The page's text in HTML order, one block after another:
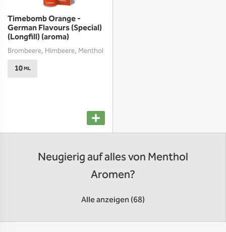
Timebomb Orange -
German Flavours (Special)
(Longfill) (aroma)
Brombeere, Himbeere, Menthol
10ML
Neugierig auf alles von Menthol
Aromen?
Alle anzeigen (68)